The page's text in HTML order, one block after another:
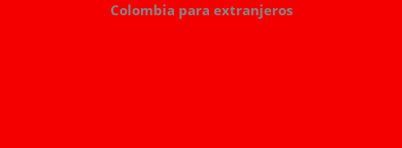
Colombia para extranjeros